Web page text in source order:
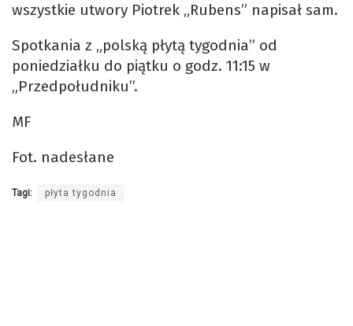
wszystkie utwory Piotrek „Rubens” napisał sam.
Spotkania z „polską płytą tygodnia” od
poniedziałku do piątku o godz. 11:15 w
„Przedpołudniku”.
MF
Fot. nadesłane
Tagi: płyta tygodnia